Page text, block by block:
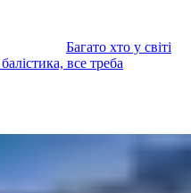
Багато хто у світі
все треба